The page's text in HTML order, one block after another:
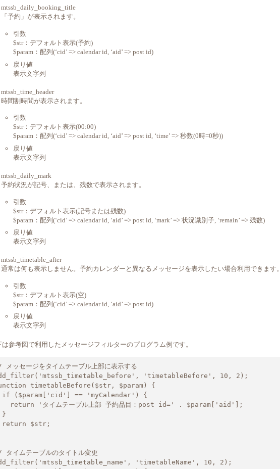
mtssb_daily_booking_title
「予約」が表示されます。
引数
$str：デフォルト表示(予約)
$param：配列(‘cid’ => calendar id, ‘aid’ => post id)
戻り値
表示文字列
mtssb_time_header
時間割時間が表示されます。
引数
$str：デフォルト表示(00:00)
$param：配列(‘cid’ => calendar id, ‘aid’ => post id, ‘time’ => 秒数(0時=0秒))
戻り値
表示文字列
mtssb_daily_mark
予約状況が記号、または、残数で表示されます。
引数
$str：デフォルト表示(記号または残数)
$param：配列(‘cid’ => calendar id, ‘aid’ => post id, ‘mark’ => 状況識別子, ‘remain’ => 残数)
戻り値
表示文字列
mtssb_timetable_after
通常は何も表示しません。予約カレンダーと異なるメッセージを表示したい場合利用できます。
引数
$str：デフォルト表示(空)
$param：配列(‘cid’ => calendar id, ‘aid’ => post id)
戻り値
表示文字列
は参考図で利用したメッセージフィルターのプログラム例です。
ッセージをタイムテーブル上部に表示する
'timetableBefore', 10, 2);
timetableBefore($str, $param) {
イムテーブルのタイトル変更
'timetableName', 10, 2);